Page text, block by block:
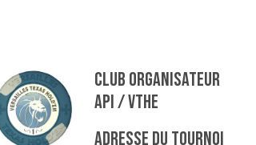
Club organisateur
API / VTHE
Adresse du tournoi